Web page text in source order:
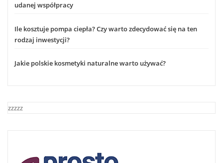
udanej współpracy
Ile kosztuje pompa ciepła? Czy warto zdecydować się na ten
rodzaj inwestycji?
Jakie polskie kosmetyki naturalne warto używać?
zzzzz